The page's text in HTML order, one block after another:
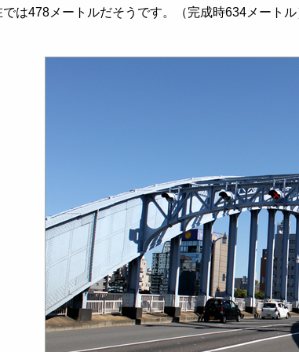
は478メートルだそうです。（完成時634メートル